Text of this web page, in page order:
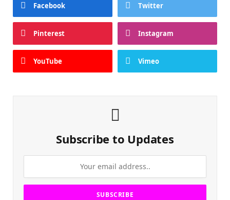
Facebook Twitter
Pinterest Instagram
YouTube Vimeo
Subscribe to Updates